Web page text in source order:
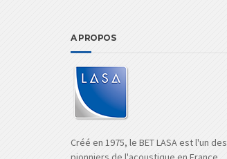
A PROPOS
Créé en 1975, le BET LASA est l'un des